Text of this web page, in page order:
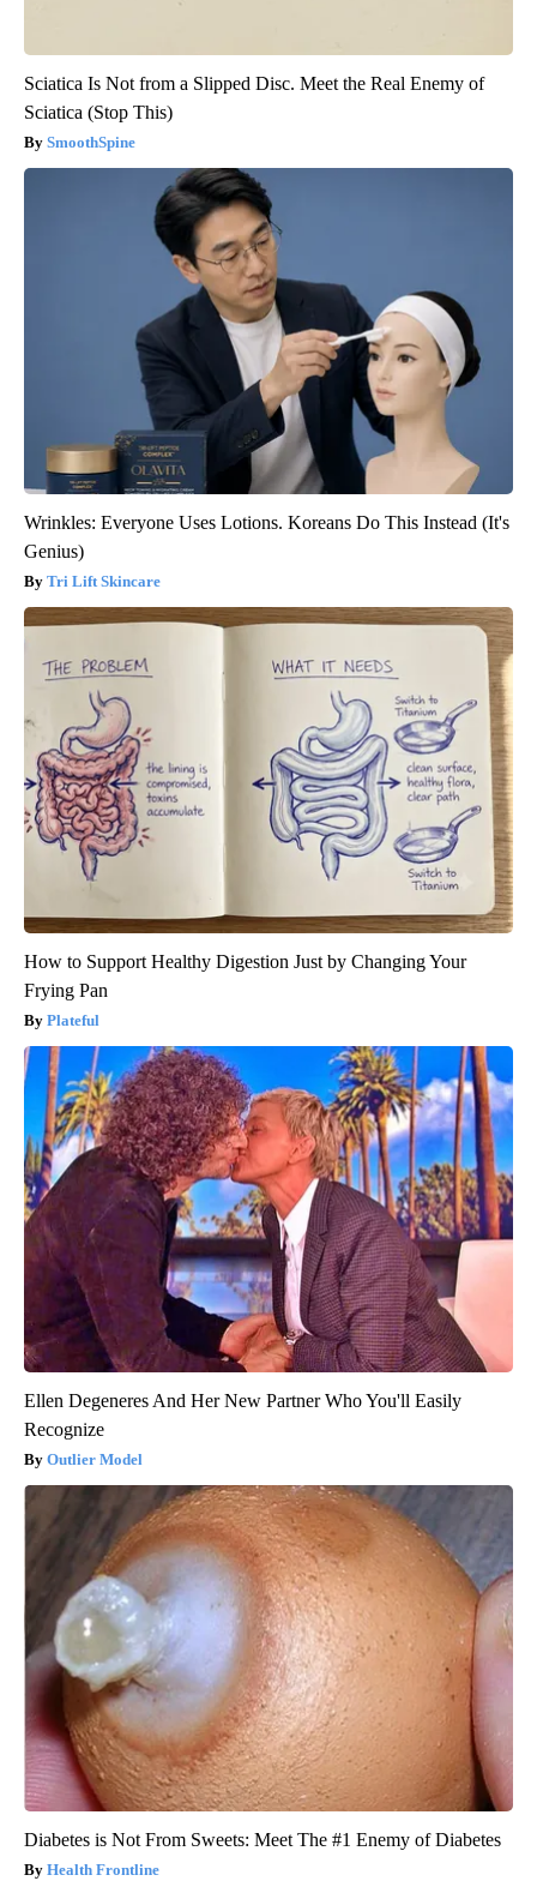
Sciatica Is Not from a Slipped Disc. Meet the Real Enemy of
Sciatica (Stop This)
SmoothSpine
Wrinkles: Everyone Uses Lotions. Koreans Do This Instead (It's
Genius)
Tri Lift Skincare
How to Support Healthy Digestion Just by Changing Your
Frying Pan
Plateful
Ellen Degeneres And Her New Partner Who You'll Easily
Recognize
Outlier Model
Diabetes is Not From Sweets: Meet The #1 Enemy of Diabetes
Health Frontline